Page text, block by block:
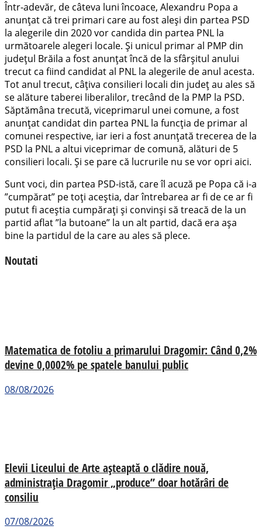
Într-adevăr, de câteva luni încoace, Alexandru Popa a
anunțat că trei primari care au fost aleși din partea PSD
la alegerile din 2020 vor candida din partea PNL la
următoarele alegeri locale. Și unicul primar al PMP din
județul Brăila a fost anunțat încă de la sfârșitul anului
trecut ca fiind candidat al PNL la alegerile de anul acesta.
Tot anul trecut, câțiva consilieri locali din județ au ales să
se alăture taberei liberalilor, trecând de la PMP la PSD.
Săptămâna trecută, viceprimarul unei comune, a fost
anunțat candidat din partea PNL la funcția de primar al
comunei respective, iar ieri a fost anunțată trecerea de la
PSD la PNL a altui viceprimar de comună, alături de 5
consilieri locali. Și se pare că lucrurile nu se vor opri aici.
Sunt voci, din partea PSD-istă, care îl acuză pe Popa că i-a
”cumpărat” pe toți aceștia, dar întrebarea ar fi de ce ar fi
putut fi aceștia cumpărați și convinși să treacă de la un
partid aflat ”la butoane” la un alt partid, dacă era așa
bine la partidul de la care au ales să plece.
Noutati
Matematica de fotoliu a primarului Dragomir: Când 0,2%
devine 0,0002% pe spatele banului public
08/08/2026
Elevii Liceului de Arte așteaptă o clădire nouă,
administrația Dragomir „produce” doar hotărâri de
consiliu
07/08/2026